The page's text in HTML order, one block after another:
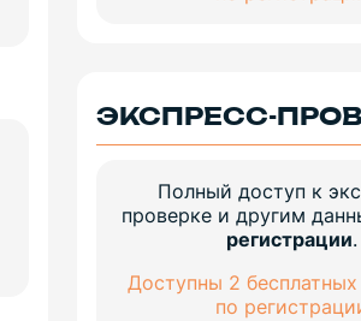
ЭКСПРЕСС-
Полный доступ к
проверке и другим
регистрации.
Доступны 2
по